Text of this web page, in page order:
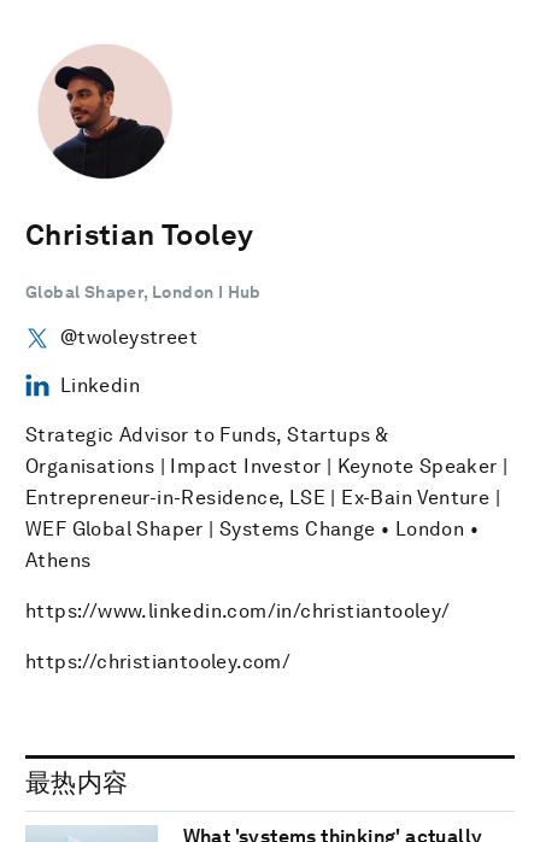
Christian Tooley
Global Shaper, London I Hub
@twoleystreet
Linkedin
Strategic Advisor to Funds, Startups &
Organisations | Impact Investor | Keynote Speaker |
Entrepreneur-in-Residence, LSE | Ex-Bain Venture |
WEF Global Shaper | Systems Change • London •
Athens
https://www.linkedin.com/in/christiantooley/
https://christiantooley.com/
最热内容
What 'systems thinking' actually